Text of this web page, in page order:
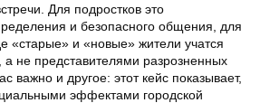
Для подростков это
и безопасного общения, для
«старые» и «новые» жители учатся
не представителями разрозненных
важно и другое: этот кейс показывает,
эффектами городской